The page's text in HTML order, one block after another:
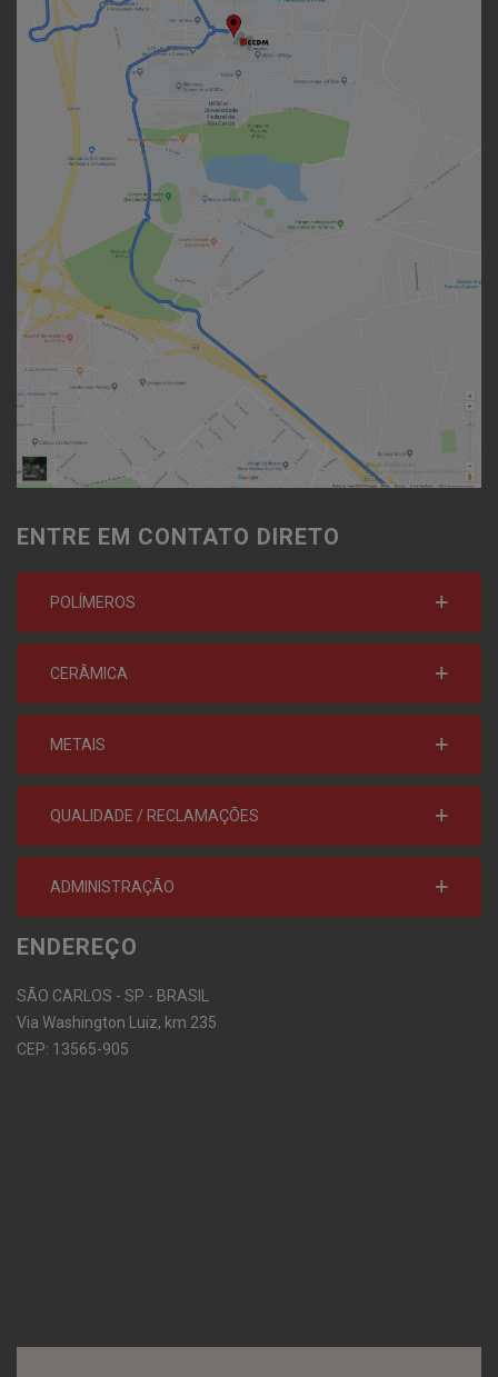
ENTRE EM CONTATO DIRETO
POLÍMEROS
CERÂMICA
METAIS
QUALIDADE / RECLAMAÇÕES
ADMINISTRAÇÃO
ENDEREÇO
SÃO CARLOS - SP - BRASIL
Via Washington Luiz, km 235
CEP: 13565-905